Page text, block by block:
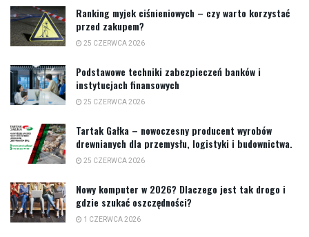
Ranking myjek ciśnieniowych – czy warto korzystać
przed zakupem?
25 CZERWCA 2026
Podstawowe techniki zabezpieczeń banków i
instytucjach finansowych
25 CZERWCA 2026
Tartak Gałka – nowoczesny producent wyrobów
drewnianych dla przemysłu, logistyki i budownictwa.
25 CZERWCA 2026
Nowy komputer w 2026? Dlaczego jest tak drogo i
gdzie szukać oszczędności?
1 CZERWCA 2026